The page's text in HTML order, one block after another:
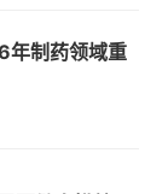
年制药领域重